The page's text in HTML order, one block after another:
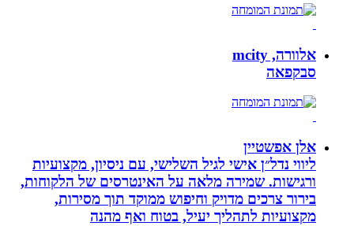
אלוורה, mcity
סבקפאה
אלן אפשטיין
ליווי נדל״ן אישי לגיל השלישי, עם ניסיון, מקצועיות
ורגישות. שמירה מלאה על האינטרסים של הלקוחות,
בירור צרכים מדויק וחיפוש ממוקד תוך מסירות,
מקצועיות לתהליך יעיל, בטוח ואף מהנה